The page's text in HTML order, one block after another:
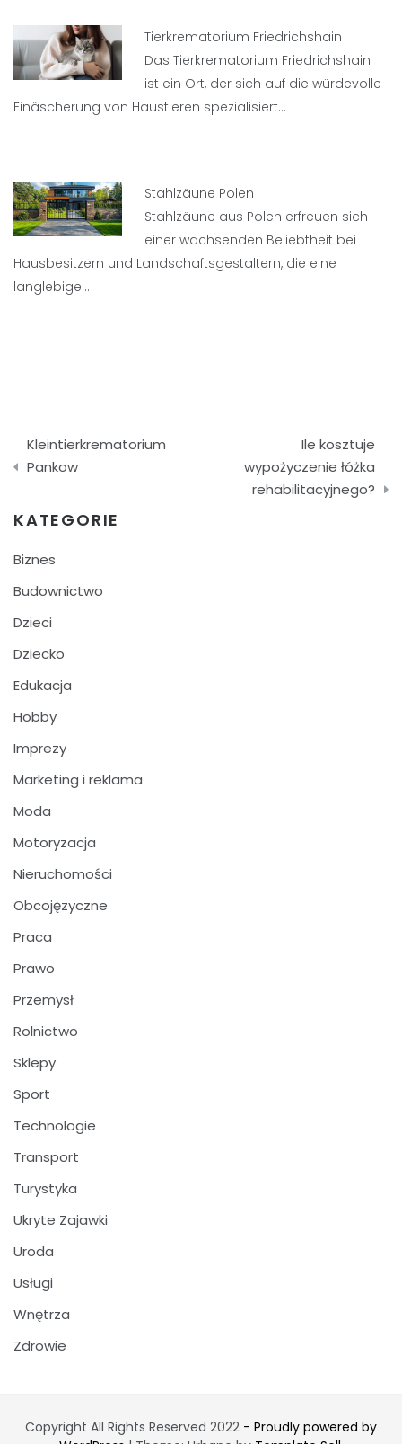
Tierkrematorium Friedrichshain
Das Tierkrematorium Friedrichshain
ist ein Ort, der sich auf die würdevolle
Einäscherung von Haustieren spezialisiert…
Stahlzäune Polen
Stahlzäune aus Polen erfreuen sich
einer wachsenden Beliebtheit bei
Hausbesitzern und Landschaftsgestaltern, die eine
langlebige…
Nawigacja
wpisu
Kleintierkrematorium
Pankow
Ile kosztuje
wypożyczenie łóżka
rehabilitacyjnego?
KATEGORIE
Biznes
Budownictwo
Dzieci
Dziecko
Edukacja
Hobby
Imprezy
Marketing i reklama
Moda
Motoryzacja
Nieruchomości
Obcojęzyczne
Praca
Prawo
Przemysł
Rolnictwo
Sklepy
Sport
Technologie
Transport
Turystyka
Ukryte Zajawki
Uroda
Usługi
Wnętrza
Zdrowie
Copyright All Rights Reserved 2022 - Proudly powered by